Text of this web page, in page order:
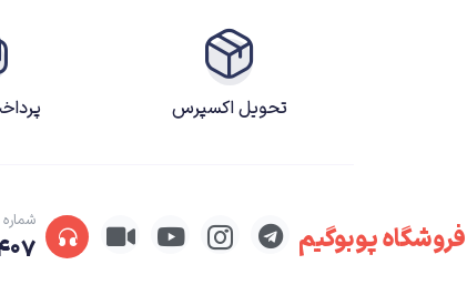
تحویل اکسپرس
فروشگاه پوبوگیم